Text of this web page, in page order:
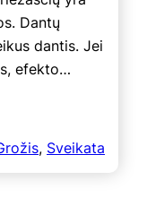
Dantų
dantis. Jei
efekto…
, Sveikata